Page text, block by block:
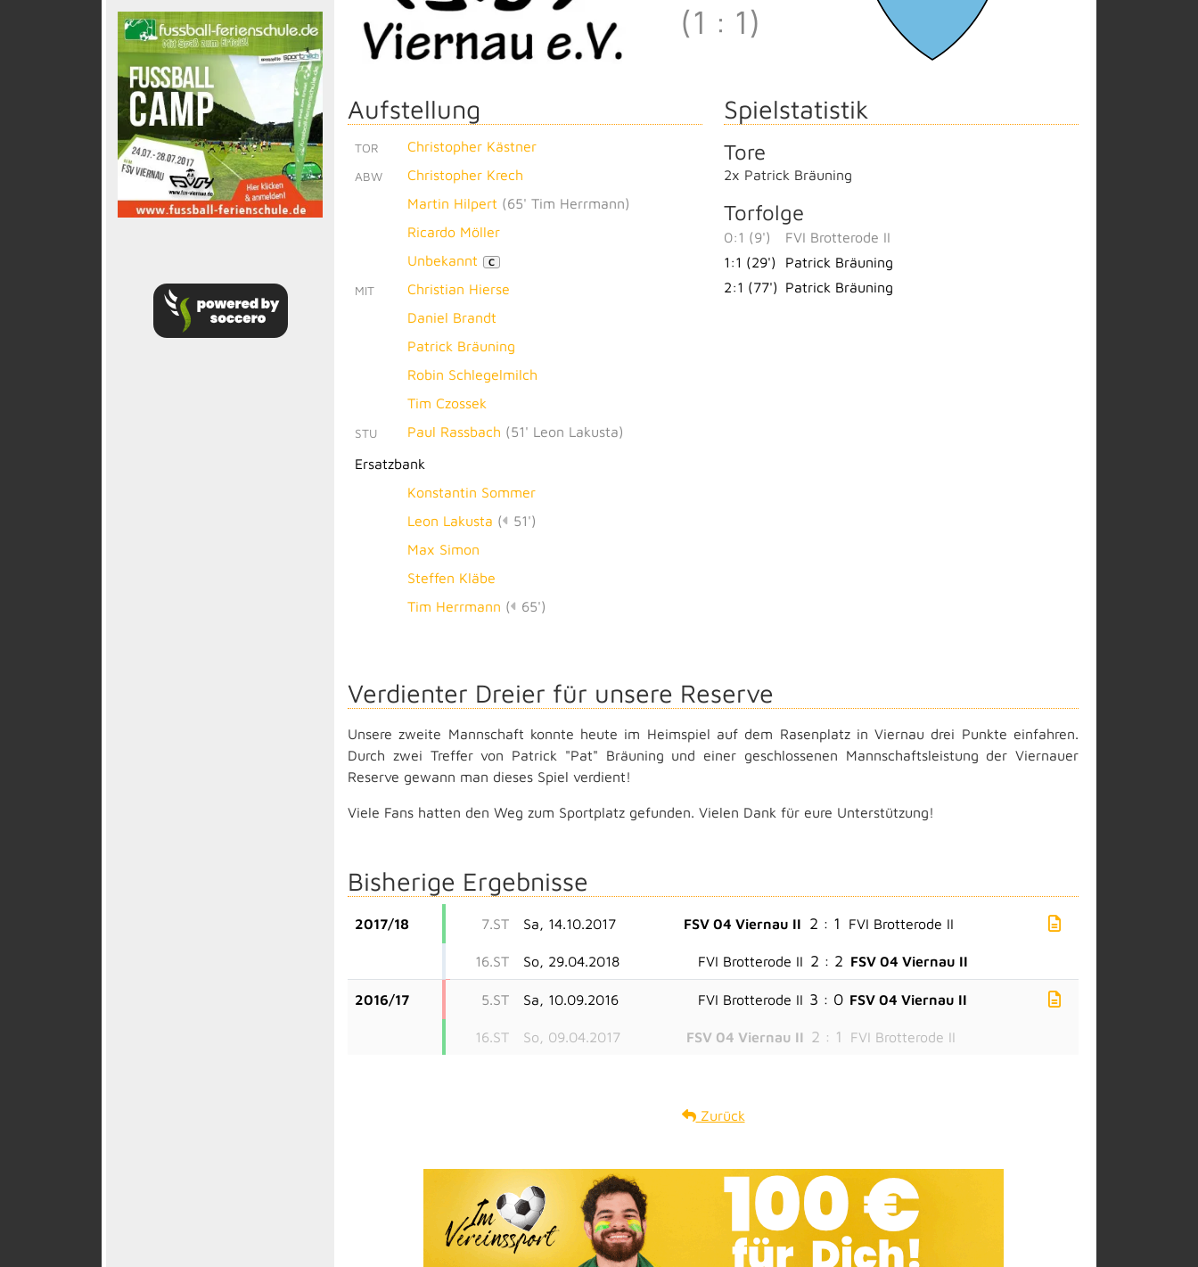
(1 : 1)
Aufstellung
TOR Christopher Kästner
ABW
Christopher Krech
Martin Hilpert (65' Tim Herrmann)
Ricardo Möller
Unbekannt
C
MIT
Christian Hierse
Daniel Brandt
Patrick Bräuning
Robin Schlegelmilch
Tim Czossek
STU Paul Rassbach (51' Leon Lakusta)
Ersatzbank
Konstantin Sommer
Leon Lakusta (
51')
Max Simon
Steffen Kläbe
Tim Herrmann ( 65')
Spielstatistik
Tore
2x Patrick Bräuning
Torfolge
0:1 (9')
FVI Brotterode II
1:1 (29')
Patrick Bräuning
2:1 (77')
Patrick Bräuning
Verdienter Dreier für unsere Reserve
Unsere zweite Mannschaft konnte heute im Heimspiel auf dem Rasenplatz in Viernau drei Punkte einfahren.
Durch zwei Treffer von Patrick "Pat" Bräuning und einer geschlossenen Mannschaftsleistung der Viernauer
Reserve gewann man dieses Spiel verdient!
Viele Fans hatten den Weg zum Sportplatz gefunden. Vielen Dank für eure Unterstützung!
Bisherige Ergebnisse
2017/18 7.ST Sa, 14.10.2017 FSV 04 Viernau II 2 : 1 FVI Brotterode II
16.ST So, 29.04.2018 FVI Brotterode II 2 : 2 FSV 04 Viernau II
2016/17 5.ST Sa, 10.09.2016 FVI Brotterode II 3 : 0 FSV 04 Viernau II
16.ST So, 09.04.2017 FSV 04 Viernau II 2 : 1 FVI Brotterode II
Zurück